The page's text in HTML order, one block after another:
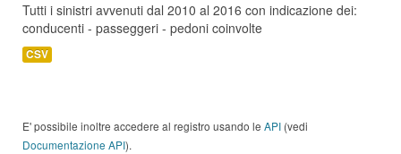
Tutti i sinistri avvenuti dal 2010 al 2016 con indicazione dei:
conducenti - passeggeri - pedoni coinvolte
CSV
E' possibile inoltre accedere al registro usando le API (vedi
Documentazione API).